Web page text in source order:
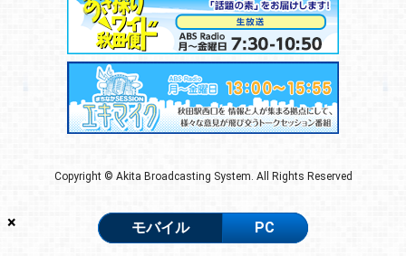
×
Copyright © Akita Broadcasting System. All Rights Reserved
モバイル PC